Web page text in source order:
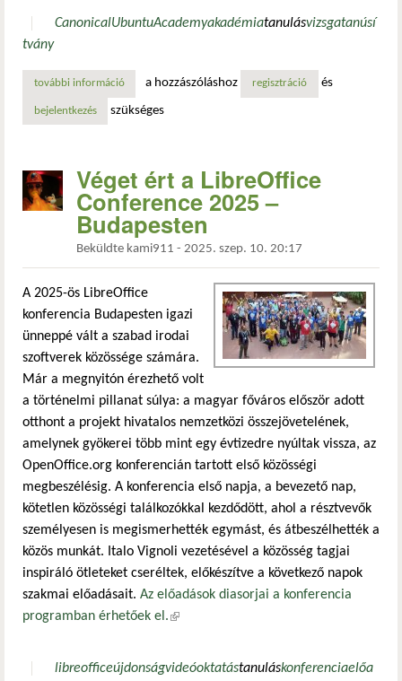
CanonicalUbuntuAcademyakadémiatanulásvizsgatanúsí
tvány
további információa canonical elindította a canonical academy-t – új
a hozzászóláshoz regisztráció és
bejelentkezés szükséges
Véget ért a LibreOffice
Conference 2025 –
Budapesten
Beküldte kami911 - 2025. szep. 10. 20:17
A 2025-ös LibreOffice
konferencia Budapesten igazi
ünneppé vált a szabad irodai
szoftverek közössége számára.
Már a megnyitón érezhető volt
a történelmi pillanat súlya: a magyar főváros először adott
otthont a projekt hivatalos nemzetközi összejövetelének,
amelynek gyökerei több mint egy évtizedre nyúltak vissza, az
OpenOffice.org konferencián tartott első közösségi
megbeszélésig. A konferencia első napja, a bevezető nap,
kötetlen közösségi találkozókkal kezdődött, ahol a résztvevők
személyesen is megismerhették egymást, és átbeszélhették a
közös munkát. Italo Vignoli vezetésével a közösség tagjai
inspiráló ötleteket cseréltek, előkészítve a következő napok
szakmai előadásait. Az előadások diasorjai a konferencia
programban érhetőek el.(külső hivatkozás)
libreofficeújdonságvideóoktatástanuláskonferenciaelőa